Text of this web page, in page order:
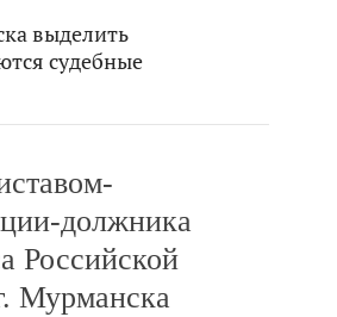
выделить
судебные
должника
Российской
Мурманска